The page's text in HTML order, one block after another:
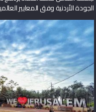
الجودة الأردنية وفق المعايير